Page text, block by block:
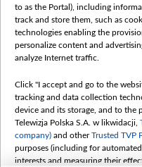
to as the Portal), including
track and store them, such as
technologies enabling the
personalize content and
analyze Internet traffic.
Click "I accept and go to the
tracking and data collection
device and its storage, and to the
Telewizja Polska S.A. w likwidacji,
company) and otherTrusted TVP
purposes (including for
interests and measuring their